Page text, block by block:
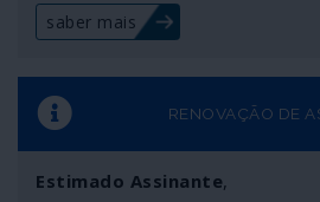
saber mais
RENOVAÇÃO DE
Estimado Assinante,